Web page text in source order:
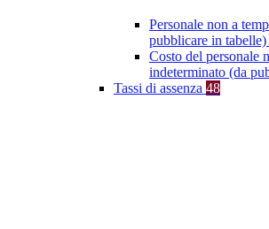
Personale non a
pubblicare in tabelle)
Costo del personale
indeterminato (da
Tassi di assenza 48